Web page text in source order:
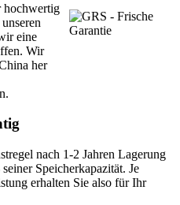
hochwertig
eine
Wir
her
nach 1-2 Jahren Lagerung
Speicherkapazität. Je
erhalten Sie also für Ihr